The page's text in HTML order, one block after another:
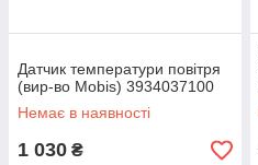
Датчик температури повітря
(вир-во Mobis) 3934037100
Немає в наявності
1 030 ₴